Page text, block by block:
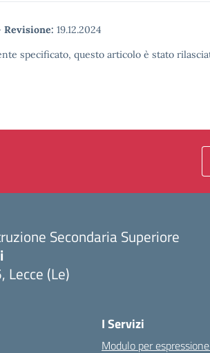
Revisione: 19.12.2024
specificato, questo articolo è stato
Secondaria Superiore
Lecce (Le)
I Servizi
Modulo per